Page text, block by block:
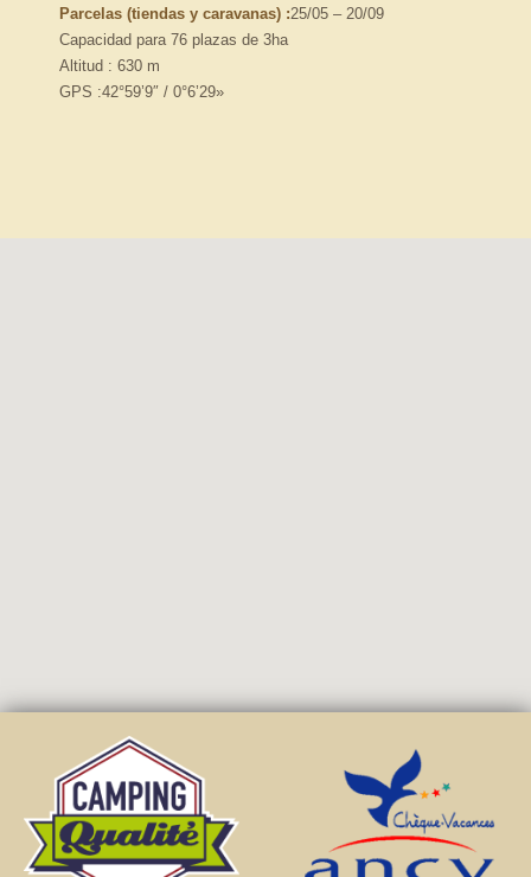
Parcelas (tiendas y caravanas) :25/05 – 20/09
Capacidad para 76 plazas de 3ha
Altitud : 630 m
GPS :42°59’9″ / 0°6’29»